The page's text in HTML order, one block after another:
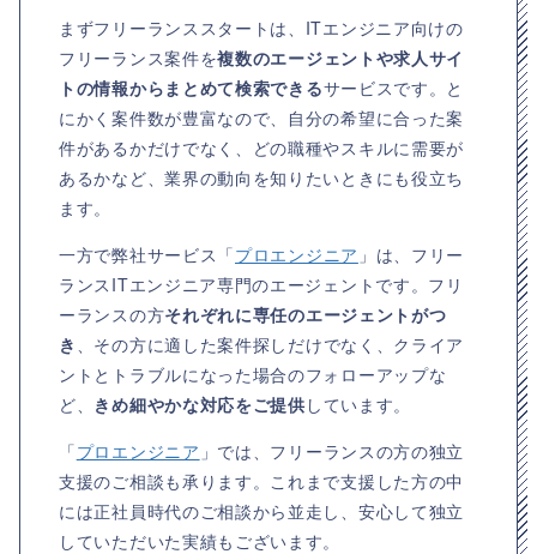
まずフリーランススタートは、ITエンジニア向けの
フリーランス案件を複数のエージェントや求人サイ
トの情報からまとめて検索できるサービスです。と
にかく案件数が豊富なので、自分の希望に合った案
件があるかだけでなく、どの職種やスキルに需要が
あるかなど、業界の動向を知りたいときにも役立ち
ます。
一方で弊社サービス「プロエンジニア 」は、フリー
ランスITエンジニア専門のエージェントです。フリ
ーランスの方それぞれに専任のエージェントがつ
き
、その方に適した案件探しだけでなく、クライア
ントとトラブルになった場合のフォローアップな
ど、 きめ細やかな対応をご提供 しています。
「プロエンジニア 」では、フリーランスの方の独立
支援のご相談も承ります。これまで支援した方の中
には正社員時代のご相談から並走し、安心して独立
していただいた実績もございます。